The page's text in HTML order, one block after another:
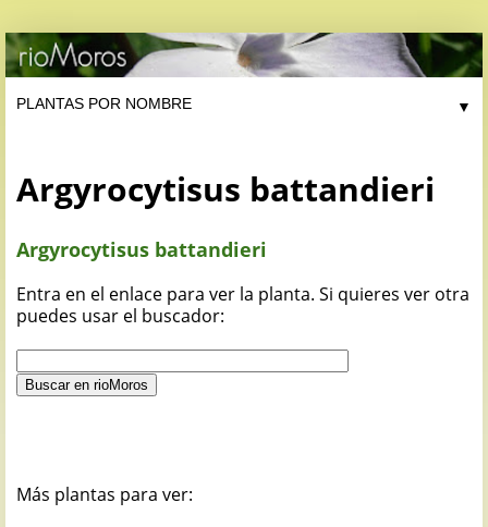
▼
Argyrocytisus battandieri
Argyrocytisus battandieri
Entra en el enlace para ver la planta. Si quieres ver otra
puedes usar el buscador:
Más plantas para ver: